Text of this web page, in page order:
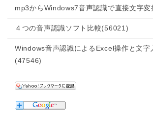
mp3からWindows7音声認識で直接文字変
４つの音声認識ソフト比較(56021)
Windows音声認識によるExcel操作と文字
(47546)